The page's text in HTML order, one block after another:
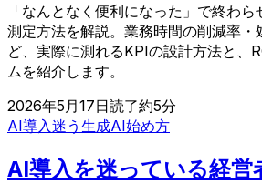
「なんとなく便利になった」で終わ
測定方法を解説。業務時間の削減率・
ど、実際に測れるKPIの設計方法と、
ムを紹介します。
2026年5月17日読了約5分
AI導入迷う 生成AI始め方
AI導入を迷っている経